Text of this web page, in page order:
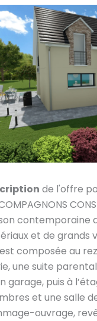
de l'offre
contemporaine
et de grands
composée au
une suite
garage, puis à
et une salle
ouvrage,